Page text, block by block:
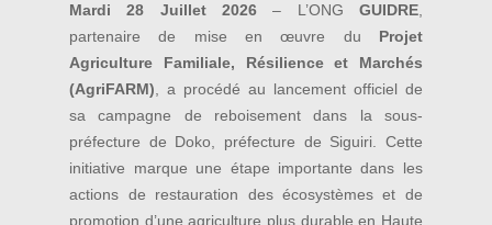
Mardi 28 Juillet 2026 – L’ONG GUIDRE,
partenaire de mise en œuvre du Projet
Agriculture Familiale, Résilience et Marchés
(AgriFARM) , a procédé au lancement officiel de
sa campagne de reboisement dans la sous-
préfecture de Doko, préfecture de Siguiri. Cette
initiative marque une étape importante dans les
actions de restauration des écosystèmes et de
promotion d’une agriculture plus durable en Haute